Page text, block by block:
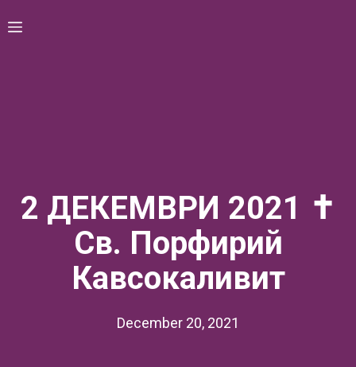
to Menu
2 ДЕКЕМВРИ 2021 ✝
Св. Порфирий
Кавсокаливит
December 20, 2021